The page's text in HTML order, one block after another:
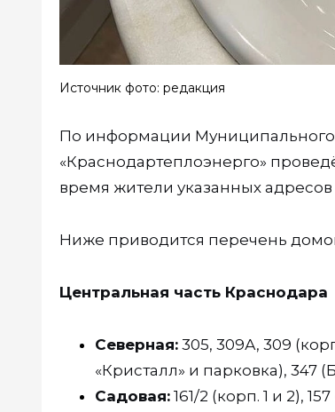
Источник фото: редакция
По информации Муниципального
«Краснодартеплоэнерго»
время жители указанных адресов
Ниже приводится перечень
Центральная часть Краснодара
Северная: 305, 309А, 309
«Кристалл» и парковка), 347
Садовая: 161/2 (корп. 1 и 2),